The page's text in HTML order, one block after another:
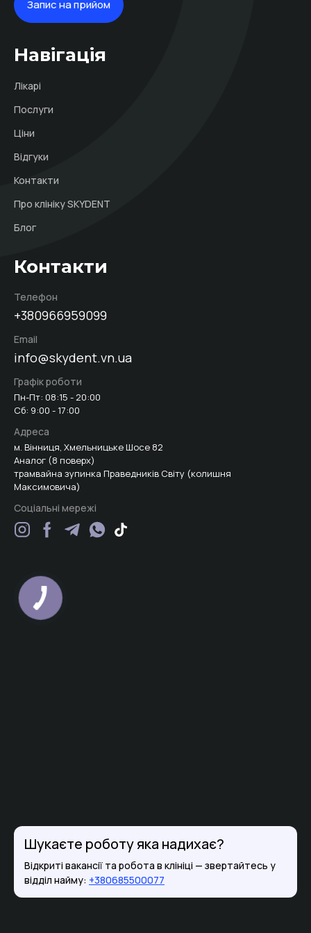
Запис на прийом
Навігація
Лікарі
Послуги
Ціни
Відгуки
Контакти
Про клініку SKYDENT
Блог
Контакти
Телефон
+380966959099
Email
info@skydent.vn.ua
Графік роботи
Пн-Пт: 08:15 - 20:00
Сб: 9:00 - 17:00
Адреса
м. Вінниця, Хмельницьке Шосе 82
Аналог (8 поверх)
трамвайна зупинка Праведників Світу (колишня
Максимовича)
Соціальні мережі
Шукаєте роботу яка надихає?
Відкриті вакансії та робота в клініці — звертайтесь у
відділ найму: +380685500077